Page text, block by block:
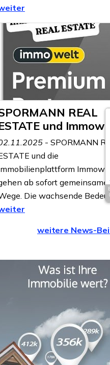
REAL
und
- SPORMANN
und die
Immowelt
ab sofort gemeinsame
Die wachsende
weitere News-